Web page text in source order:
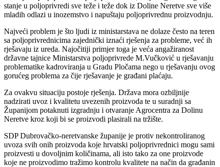
stanje u poljoprivredi sve teže i teže dok iz Doline Neretve sve više
mladih odlazi u inozemstvo i napuštaju poljoprivrednu proizvodnju.
Najveći problem je što ljudi iz ministarstava ne dolaze često na teren
sa poljoprivrednicima zajednički iznaći rješenja za probleme, već ih
rješavaju iz ureda. Najočitiji primjer toga je veća angažiranost
državne tajnice Ministarstva poljoprivrede M.Vučković u rješavanju
problematike kadroviranja u Gradu Pločama nego u rješavanju ovog
gorućeg problema za čije rješavanje je građani plaćaju.
Za ovakvu situaciju postoje rješenja. Država mora ozbiljnije
nadzirati uvoz i kvalitetu uvezenih proizvoda te u suradnji sa
Županijom potaknuti izgradnju i otvaranje Agrocentra za Dolinu
Neretve kroz koji bi se proizvodi plasirali na tržište.
SDP Dubrovačko-neretvanske županije je protiv nekontroliranog
uvoza svih onih proizvoda koje hrvatski poljoprivrednici mogu sami
proizvesti u dovoljnim količinama, ali isto tako za one proizvode
koje ne proizvodimo tražimo kontrolu kvalitete na način da građanin